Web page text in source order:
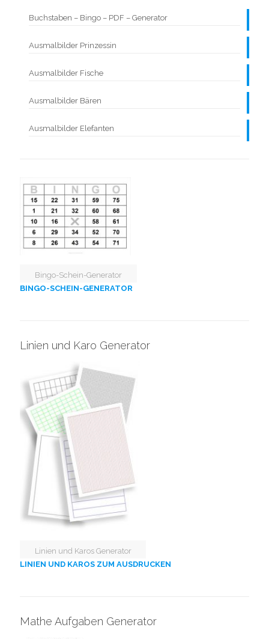
Buchstaben – Bingo – PDF – Generator
Ausmalbilder Prinzessin
Ausmalbilder Fische
Ausmalbilder Bären
Ausmalbilder Elefanten
Bingo-Schein-Generator
BINGO-SCHEIN-GENERATOR
Linien und Karo Generator
Linien und Karos Generator
LINIEN UND KAROS ZUM AUSDRUCKEN
Mathe Aufgaben Generator